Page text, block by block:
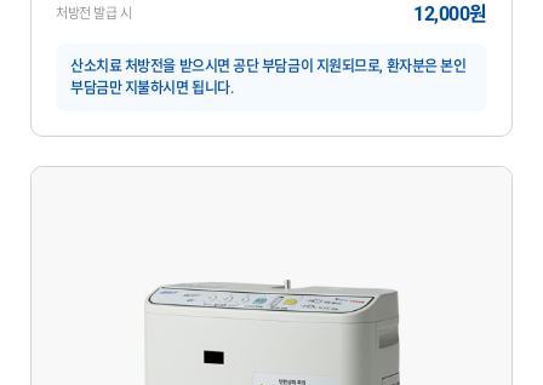
처방전 발급 시 12,000원
산소치료 처방전을 받으시면 공단 부담금이 지원되므로, 환자분은 본인
부담금만 지불하시면 됩니다.